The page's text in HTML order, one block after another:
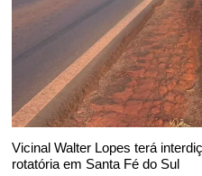
Vicinal Walter Lopes terá
rotatória em Santa Fé do Sul